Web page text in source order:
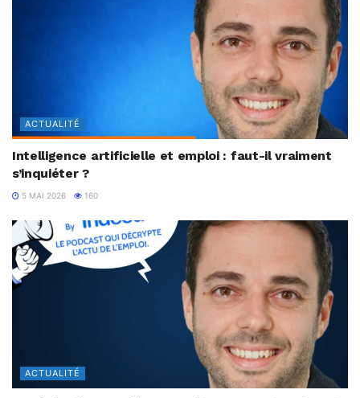
ACTUALITÉ
Intelligence artificielle et emploi : faut-il vraiment
s’inquiéter ?
5 MAI 2026 160
ACTUALITÉ